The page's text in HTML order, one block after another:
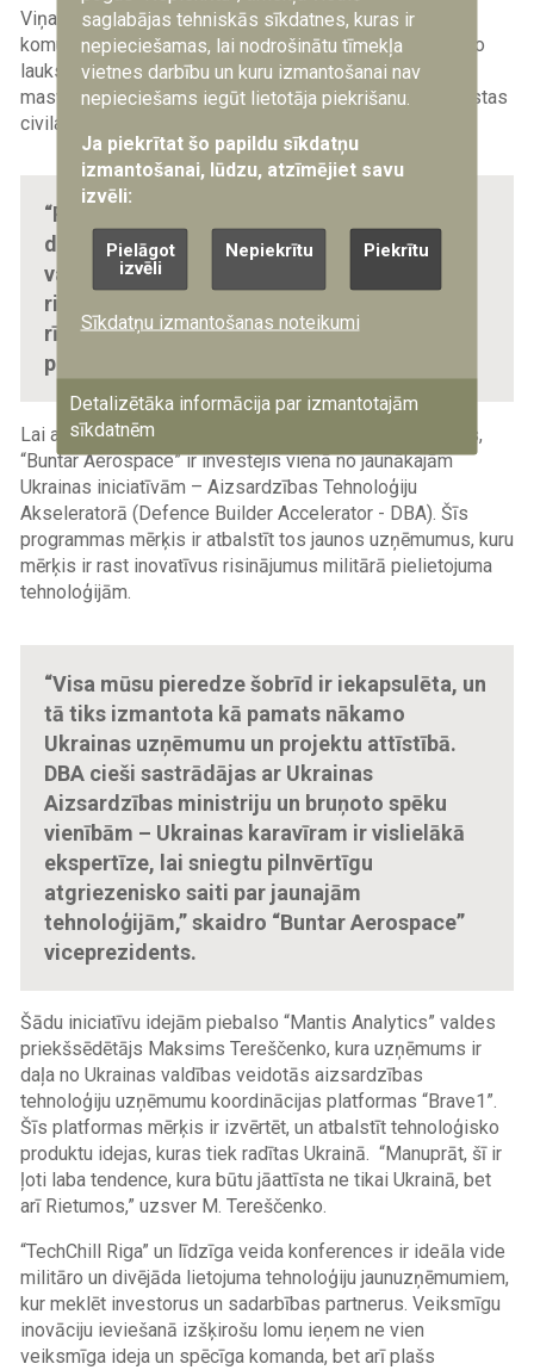
Viņa skaidro, ka lielākā daļa Ukrainas uzņēmumu aktīvi
komunicē ar citiem lielajiem uzņēmumiem, piemēram, no
lauksaimniecības. Ideja ir jāievieš tā, lai to var izmantot
masveidā. Karš vairo inovācijas, kuras pēcāk tiek ieviestas
civilajā sektorā.
“Pēc kara mēs izvērtēsim idejas, kā mūsu
drona tālais darbības rādiuss, militārajām
vajadzībām ieviestie programmatūras
risinājumi un integrētie mākslīgā intelekta
rīki var noderēt civilajā sektorā,” diskusijā
piebilst A. Ermolenko.
Lai atbalstītu topošos Ukrainas tehnoloģiju uzņēmumus,
“Buntar Aerospace” ir investējis vienā no jaunākajām
Ukrainas iniciatīvām – Aizsardzības Tehnoloģiju
Akseleratorā (Defence Builder Accelerator - DBA). Šīs
programmas mērķis ir atbalstīt tos jaunos uzņēmumus, kuru
mērķis ir rast inovatīvus risinājumus militārā pielietojuma
tehnoloģijām.
“Visa mūsu pieredze šobrīd ir iekapsulēta, un
tā tiks izmantota kā pamats nākamo
Ukrainas uzņēmumu un projektu attīstībā.
DBA cieši sastrādājas ar Ukrainas
Aizsardzības ministriju un bruņoto spēku
vienībām – Ukrainas karavīram ir vislielākā
ekspertīze, lai sniegtu pilnvērtīgu
atgriezenisko saiti par jaunajām
tehnoloģijām,” skaidro “Buntar Aerospace”
viceprezidents.
Šādu iniciatīvu idejām piebalso “Mantis Analytics” valdes
priekšsēdētājs Maksims Tereščenko, kura uzņēmums ir
daļa no Ukrainas valdības veidotās aizsardzības
tehnoloģiju uzņēmumu koordinācijas platformas “Brave1”.
Šīs platformas mērķis ir izvērtēt, un atbalstīt tehnoloģisko
produktu idejas, kuras tiek radītas Ukrainā. “Manuprāt, šī ir
ļoti laba tendence, kura būtu jāattīsta ne tikai Ukrainā, bet
arī Rietumos,” uzsver M. Tereščenko.
“TechChill Riga” un līdzīga veida konferences ir ideāla vide
militāro un divējāda lietojuma tehnoloģiju jaunuzņēmumiem,
kur meklēt investorus un sadarbības partnerus. Veiksmīgu
inovāciju ieviešanā izšķirošu lomu ieņem ne vien
veiksmīga ideja un spēcīga komanda, bet arī plašs
saglabājas tehniskās sīkdatnes, kuras ir
nepieciešamas, lai nodrošinātu tīmekļa
vietnes darbību un kuru izmantošanai nav
nepieciešams iegūt lietotāja piekrišanu.
Ja piekrītat šo papildu sīkdatņu
izmantošanai, lūdzu, atzīmējiet savu
izvēli:
Pielāgot
izvēli
Nepiekrītu Piekrītu
Sīkdatņu izmantošanas noteikumi
Detalizētāka informācija par izmantotajām
sīkdatnēm